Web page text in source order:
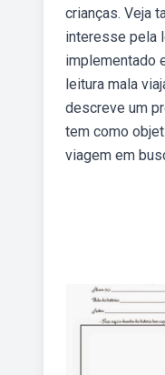
crianças. Veja
interesse pela
implementado
leitura mala
descreve um
tem como
viagem em